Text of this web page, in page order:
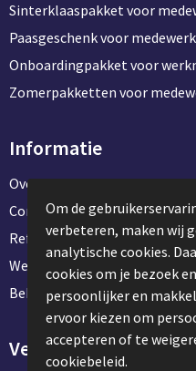
Sinterklaaspakket voor
Paasgeschenk voor
Onboardingpakket voor
Zomerpakketten voor
Informatie
Over ons
Contact en klantenservice
Referentie projecten
Werken & stage bij AtmR Gifts
Bekijk kantoorbenodigdheden
Veilig winkelen
Om de
verbeteren, maken wij
analytische cookies.
cookies om je bezoek
persoonlijker en
ervoor kiezen om
accepteren of te
cookiebeleid.